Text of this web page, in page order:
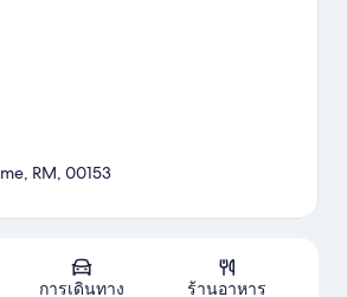
แผนที่
RM, 00153
การเดินทาง ร้านอาหาร